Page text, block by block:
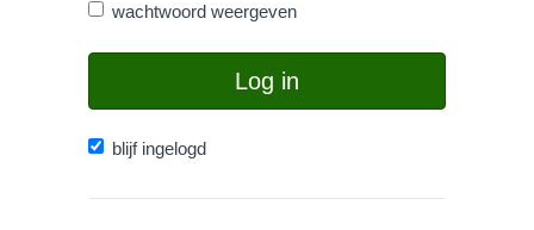
wachtwoord weergeven
Log in
blijf ingelogd